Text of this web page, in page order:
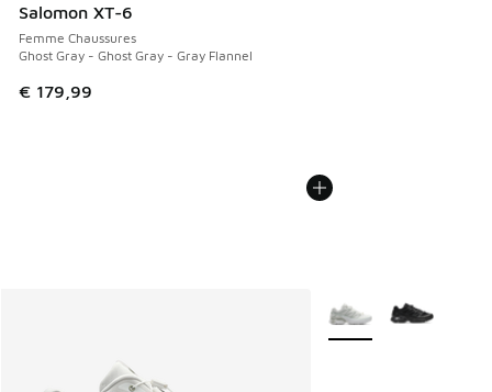
Salomon XT-6
Femme Chaussures
Ghost Gray - Ghost Gray - Gray Flannel
€ 179,99
Plus de couleurs